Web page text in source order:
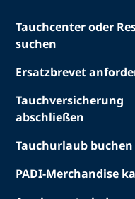
Tauchcenter oder
suchen
Ersatzbrevet
Tauchversicherung
abschließen
Tauchurlaub buchen
PADI-Merchandise